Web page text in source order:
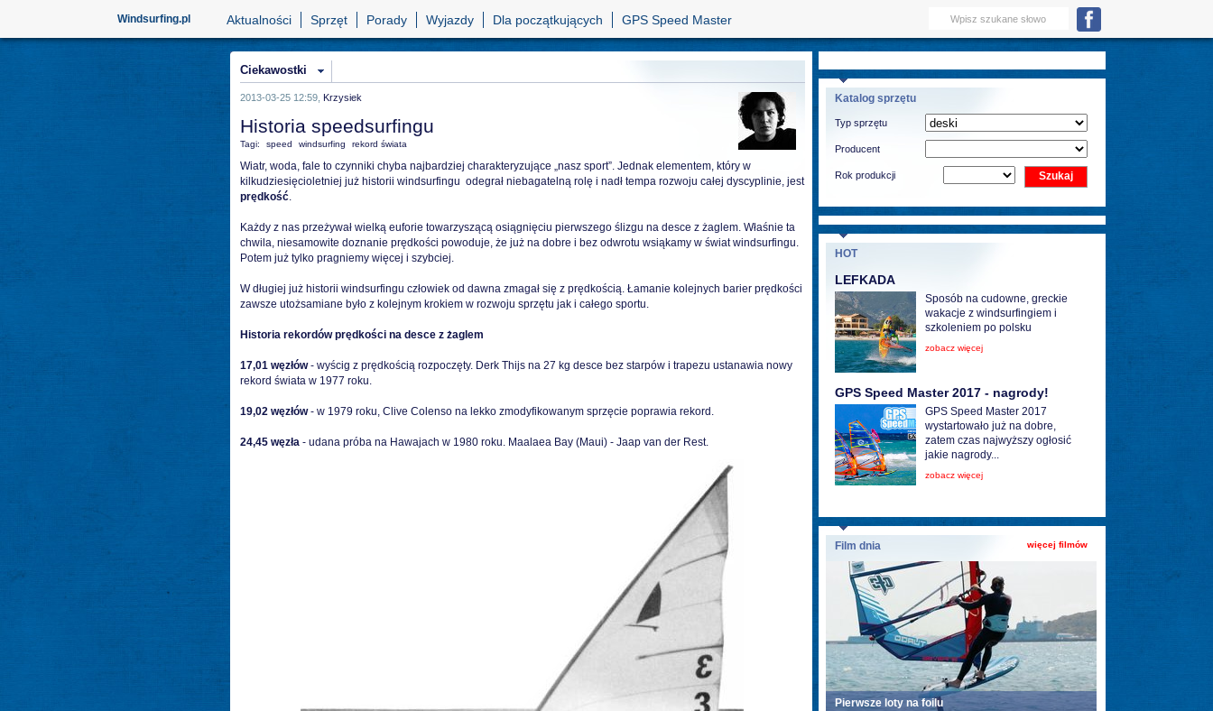
Windsurfing.pl Aktualności Sprzęt Porady Wyjazdy Dla początkujących GPS Speed Master
Ciekawostki
2013-03-25 12:59, Krzysiek
Historia speedsurfingu
Tagi: speed windsurfing rekord świata
Wiatr, woda, fale to czynniki chyba najbardziej charakteryzujące „nasz sport”. Jednak elementem, który w
kilkudziesięcioletniej już historii windsurfingu odegrał niebagatelną rolę i nadł tempa rozwoju całej dyscyplinie, jest
prędkość.
Każdy z nas przeżywał wielką euforie towarzyszącą osiągnięciu pierwszego ślizgu na desce z żaglem. Właśnie ta
chwila, niesamowite doznanie prędkości powoduje, że już na dobre i bez odwrotu wsiąkamy w świat windsurfingu.
Potem już tylko pragniemy więcej i szybciej.
W długiej już historii windsurfingu człowiek od dawna zmagał się z prędkością. Łamanie kolejnych barier prędkości
zawsze utożsamiane było z kolejnym krokiem w rozwoju sprzętu jak i całego sportu.
Historia rekordów prędkości na desce z żaglem
17,01 węzłów- wyścig z prędkością rozpoczęty. Derk Thijs na 27 kg desce bez starpów i trapezu ustanawia nowy
rekord świata w 1977 roku.
19,02 węzłów- w 1979 roku, Clive Colenso na lekko zmodyfikowanym sprzęcie poprawia rekord.
24,45 węzła- udana próba na Hawajach w 1980 roku. Maalaea Bay (Maui) - Jaap van der Rest.
Katalog sprzętu
Typ sprzętu
Producent
Rok produkcji
HOT
LEFKADA
Sposób na cudowne, greckie
wakacje z windsurfingiem i
szkoleniem po polsku
zobacz więcej
GPS Speed Master 2017 - nagrody!
GPS Speed Master 2017
wystartowało już na dobre,
zatem czas najwyższy ogłosić
jakie nagrody...
zobacz więcej
więcej filmów
Film dnia
Pierwsze loty na foilu